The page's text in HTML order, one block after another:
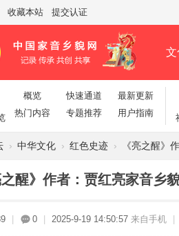
收藏本站 提交认证
文
淘帖 日志 相册
概览 快速通道
最新更新
热门内容
专题推荐 用户指南
› 中华文化 › 红色史迹 › 《亮之醒》
之醒》作者：贾红亮家音乡
0 2025-9-19 14:50:57 来自手机